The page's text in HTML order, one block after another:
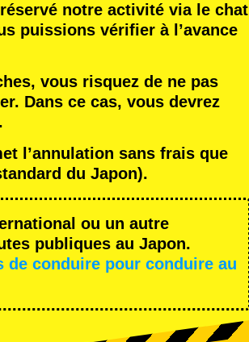
notre activité via le chat
puissions vérifier à l’avance
vous risquez de ne pas
Dans ce cas, vous devrez
l’annulation sans frais que
du Japon).
ou un autre
publiques au Japon.
de conduire pour conduire au